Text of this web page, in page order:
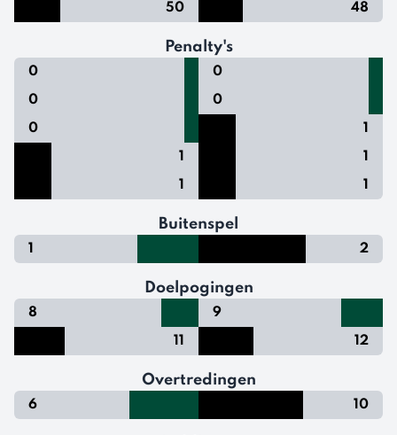
50
48
Penalty's
0
0
0
0
0
1
1
1
1
1
Buitenspel
1 2
Doelpogingen
8
9
11
12
Overtredingen
6 10